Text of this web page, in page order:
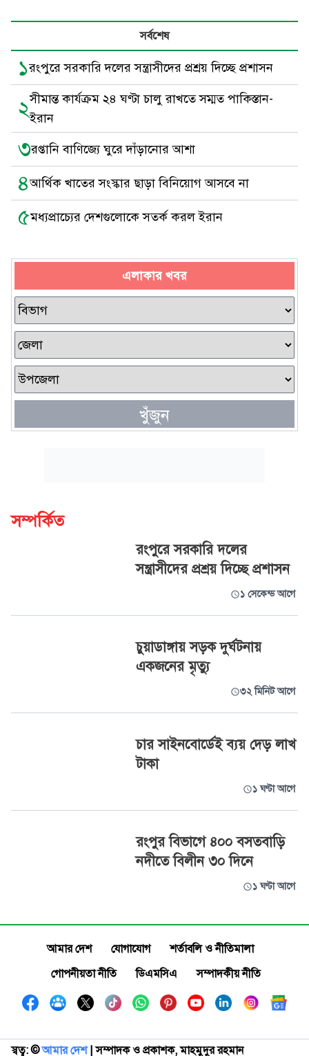
সর্বশেষ
১রংপুরে সরকারি দলের সন্ত্রাসীদের প্রশ্রয় দিচ্ছে প্রশাসন
২সীমান্ত কার্যক্রম ২৪ ঘণ্টা চালু রাখতে সম্মত পাকিস্তান-
ইরান
৩রপ্তানি বাণিজ্যে ঘুরে দাঁড়ানোর আশা
৪আর্থিক খাতের সংস্কার ছাড়া বিনিয়োগ আসবে না
৫মধ্যপ্রাচ্যের দেশগুলোকে সতর্ক করল ইরান
এলাকার খবর
খুঁজুন
সম্পর্কিত
রংপুরে সরকারি দলের
সন্ত্রাসীদের প্রশ্রয় দিচ্ছে প্রশাসন
১ সেকেন্ড আগে
চুয়াডাঙ্গায় সড়ক দুর্ঘটনায়
একজনের মৃত্যু
৩২ মিনিট আগে
চার সাইনবোর্ডেই ব্যয় দেড় লাখ
টাকা
১ ঘণ্টা আগে
রংপুর বিভাগে ৪০০ বসতবাড়ি
নদীতে বিলীন ৩০ দিনে
১ ঘণ্টা আগে
আমার দেশ যোগাযোগ
শর্তাবলি ও নীতিমালা
গোপনীয়তা নীতি
ডিএমসিএ সম্পাদকীয় নীতি
স্বত্ব: ©️আমার দেশ| সম্পাদক ও প্রকাশক, মাহমুদুর রহমান